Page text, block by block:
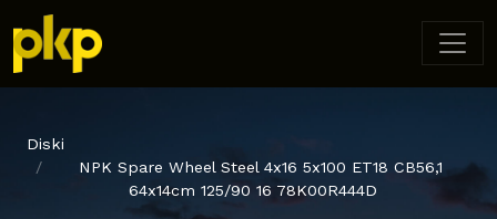
Diski
NPK Spare Wheel Steel 4x16 5x100 ET18 CB56,1
64x14cm 125/90 16 78K00R444D